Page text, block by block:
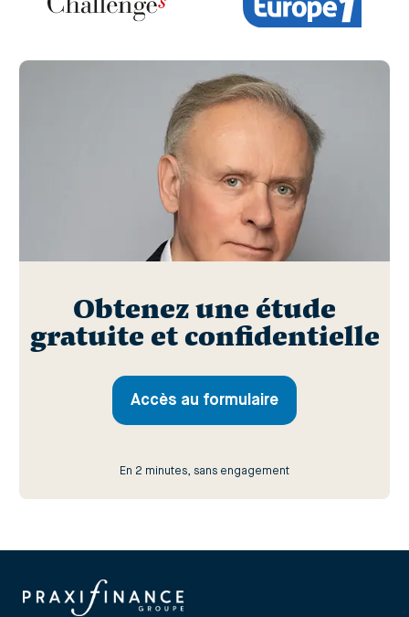
Obtenez une étude
gratuite et confidentielle
Accès au formulaire
En 2 minutes, sans engagement